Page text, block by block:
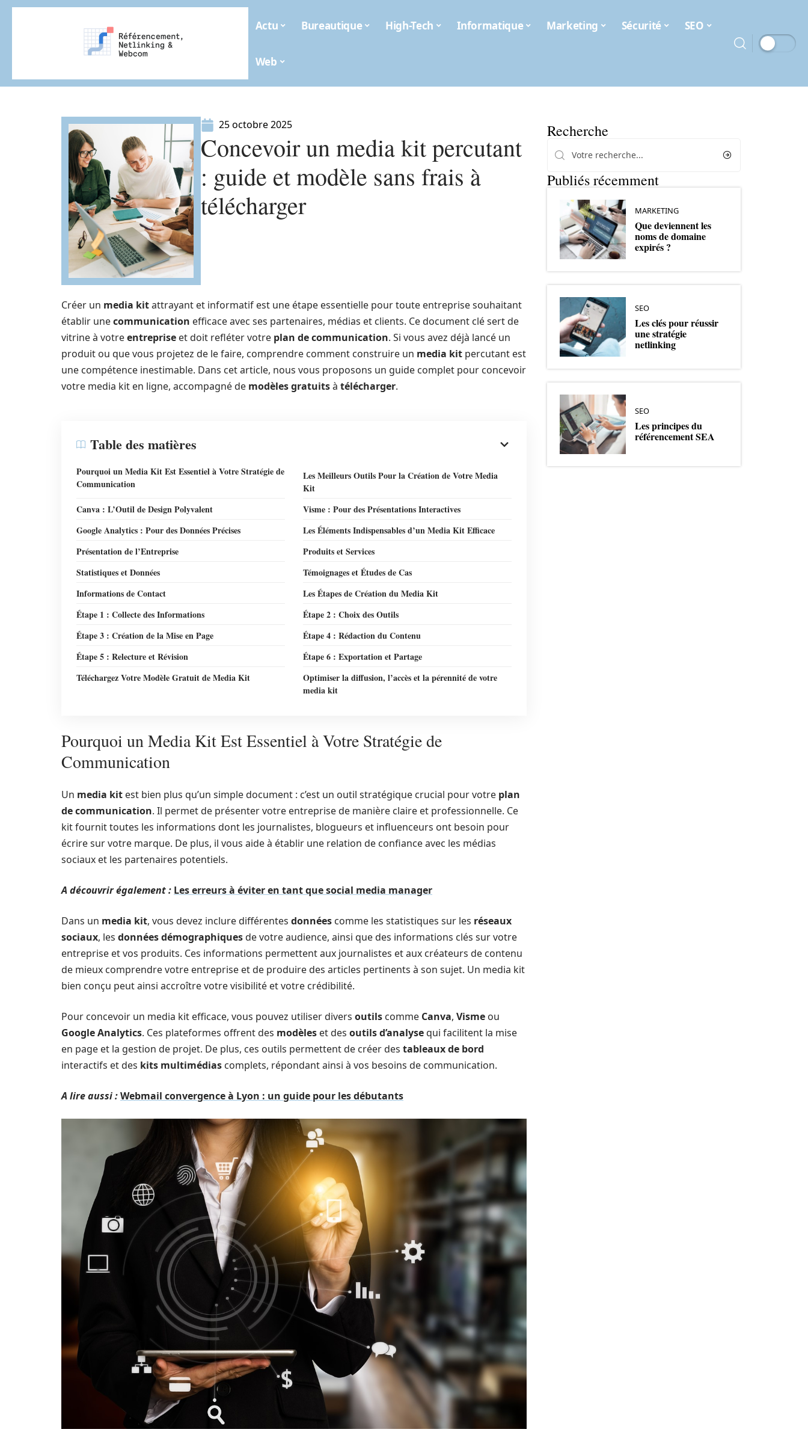
Actu Bureautique High-Tech Informatique Marketing Sécurité SEO
Web
25 octobre 2025
Concevoir un media kit percutant
: guide et modèle sans frais à
télécharger
Créer un media kitattrayant et informatif est une étape essentielle pour toute entreprise souhaitant
établir unecommunication efficace avec ses partenaires, médias et clients. Ce document clé sert de
vitrine à votreentreprise et doit refléter votre plan de communication. Si vous avez déjà lancé un
produit ou que vous projetez de le faire, comprendre comment construire un media kit percutant est
une compétence inestimable. Dans cet article, nous vous proposons un guide complet pour concevoir
votre media kit en ligne, accompagné de modèles gratuitsà télécharger.
Table des matières
Pourquoi un Media Kit Est Essentiel à Votre Stratégie de
Communication
Les Meilleurs Outils Pour la Création de Votre Media
Kit
Canva : L’Outil de Design Polyvalent
Visme : Pour des Présentations Interactives
Google Analytics : Pour des Données Précises
Les Éléments Indispensables d’un Media Kit Efficace
Présentation de l’Entreprise
Produits et Services
Statistiques et Données
Témoignages et Études de Cas
Informations de Contact
Les Étapes de Création du Media Kit
Étape 1 : Collecte des Informations
Étape 2 : Choix des Outils
Étape 3 : Création de la Mise en Page
Étape 4 : Rédaction du Contenu
Étape 5 : Relecture et Révision
Étape 6 : Exportation et Partage
Téléchargez Votre Modèle Gratuit de Media Kit
Optimiser la diffusion, l’accès et la pérennité de votre
media kit
Pourquoi un Media Kit Est Essentiel à Votre Stratégie de
Communication
Un media kit est bien plus qu’un simple document : c’est un outil stratégique crucial pour votre plan
de communication. Il permet de présenter votre entreprise de manière claire et professionnelle. Ce
kit fournit toutes les informations dont les journalistes, blogueurs et influenceurs ont besoin pour
écrire sur votre marque. De plus, il vous aide à établir une relation de confiance avec les médias
sociaux et les partenaires potentiels.
A découvrir également : Les erreurs à éviter en tant que social media manager
Dans un media kit, vous devez inclure différentes données comme les statistiques sur les réseaux
sociaux, les données démographiquesde votre audience, ainsi que des informations clés sur votre
entreprise et vos produits. Ces informations permettent aux journalistes et aux créateurs de contenu
de mieux comprendre votre entreprise et de produire des articles pertinents à son sujet. Un media kit
bien conçu peut ainsi accroître votre visibilité et votre crédibilité.
Pour concevoir un media kit efficace, vous pouvez utiliser divers outils comme Canva, Visme ou
Google Analytics. Ces plateformes offrent des modèles et des outils d’analysequi facilitent la mise
en page et la gestion de projet. De plus, ces outils permettent de créer des tableaux de bord
interactifs et des kits multimédias complets, répondant ainsi à vos besoins de communication.
A lire aussi :Webmail convergence à Lyon : un guide pour les débutants
Recherche
Publiés récemment
MARKETING
Que deviennent les
noms de domaine
expirés ?
SEO
Les clés pour réussir
une stratégie
netlinking
SEO
Les principes du
référencement SEA